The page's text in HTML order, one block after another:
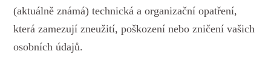
(aktuálně známá) technická a organizační opatření,
která zamezují zneužití, poškození nebo zničení vašich
osobních údajů.